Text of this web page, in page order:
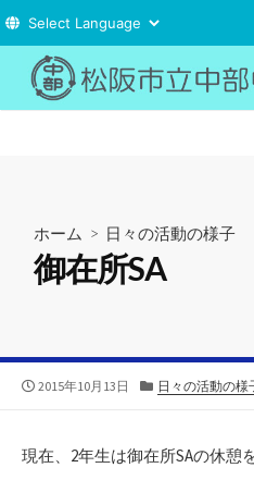
テ
ホーム > 日々の活動の様子
御在所SA
公
2015年10月13日
カ
リ
ー
日々の活動の様
現在、2年生は御在所SAの休憩